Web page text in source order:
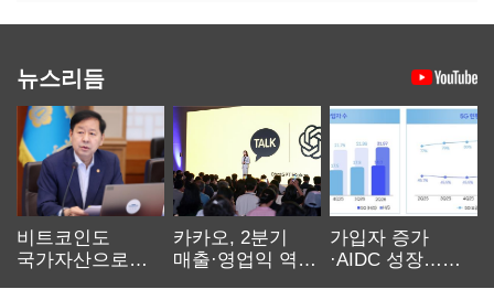
뉴스리듬
비트코인도
국가자산으로…'
카카오, 2분기
매출·영업익 역대
가입자 증가
·AIDC 성장…